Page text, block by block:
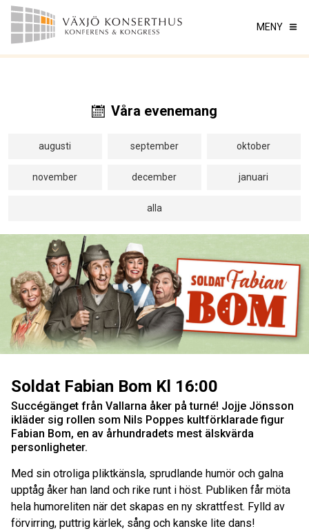
MENY
Våra evenemang
augusti september oktober
november december januari
alla
Soldat Fabian Bom Kl 16:00
Succégänget från Vallarna åker på turné! Jojje Jönsson
ikläder sig rollen som Nils Poppes kultförklarade figur
Fabian Bom, en av århundradets mest älskvärda
personligheter.
Med sin otroliga pliktkänsla, sprudlande humör och galna
upptåg åker han land och rike runt i höst. Publiken får möta
hela humoreliten när det skapas en ny skrattfest. Fylld av
förvirring, puttrig kärlek, sång och kanske lite dans!